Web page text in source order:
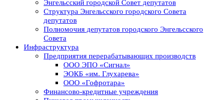
Энгельсский городской Совет депутатов
Структура Энгельсского городского Совета
депутатов
Полномочия депутатов городского Энгельсского
Совета
Инфраструктура
Предприятия перерабатывающих производств
ООО ЭПО «Сигнал»
ЭОКБ «им. Глухарева»
ООО «Гофротара»
Финансово-кредитные учреждения